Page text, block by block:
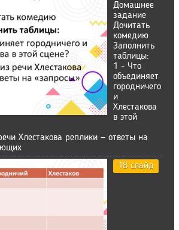
Домашнее
задание
Дочитать
комедию
Заполнить
таблицы:
1 - Что
объединяет
городничего
и
Хлестакова
в этой
Хлестакова реплики — ответы на
18 слайд